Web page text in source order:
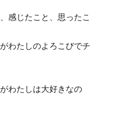
感じたこと、思ったこ
わたしのよろこびでチ
わたしは大好きなの